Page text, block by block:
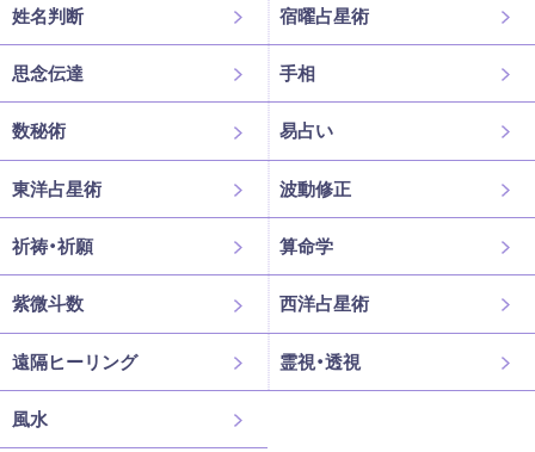
姓名判断 宿曜占星術
思念伝達 手相
数秘術 易占い
東洋占星術 波動修正
祈祷・祈願 算命学
紫微斗数 西洋占星術
遠隔ヒーリング 霊視・透視
風水